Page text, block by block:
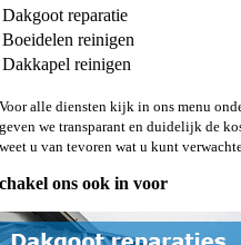
Dakgoot reparatie
Boeidelen reinigen
Dakkapel reinigen
Voor alle diensten kijk in ons menu
geven we transparant en duidelijk de
weet u van tevoren wat u kunt
ons ook in voor